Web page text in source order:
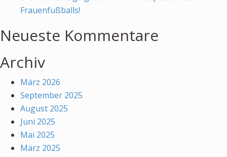
Frauenfußballs!
Neueste Kommentare
Archiv
März 2026
September 2025
August 2025
Juni 2025
Mai 2025
März 2025